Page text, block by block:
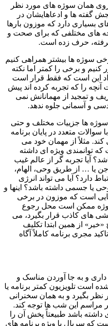
همان سوژه های مورد نظر
گفته ها و ادعاهایشان در
بسیاری دارد که موزون بارها
های مختلفی که برای صحت و
حرف زده است.
سوژه ها بیشتر همراهی کنیم
کنیم و برخی را کمتر اما نکته
این است که فقط قرار است
را که تجربه کرده اند پیش
و تمجید از مهمانانش نمی
و آسمانی جلوه ندهد.
ها جزییات مختلف و حتی
سوالات متعدد در پایان برنامه
مثلاً از مهمان خود می
توانمندی ویژه ای داشته
آیا تجربه گر از عالم غیب
جن یا … از طریق وحی، الهام،
دارد؟ آیا می تواند انرژی
یا جسمی داشته باشد؟ اینها و
است که موزون در برخی
ممکن است محل رجوع
های کاذب قرار بگیرد، می
از همین ابتدا تکلیف
مجری برنامه کاملاً آگاه
و به جا آوردن مناسک و
است تلویزیون کمتر برنامه یا
بگیرد و به همان سخنرانی
مراسم این شب ها توجه کند.
داشته باشد طبیعتاً پخش آن را
که سریال یا ویژه برنامه های